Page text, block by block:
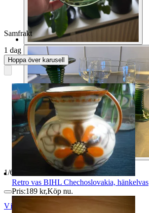
1/6
Viola69
Samfrakt
1 dag
Hoppa över karusell
Retro vas BIHL Chechoslovakia, hänkelvas
Pris:189 kr,Köp nu.